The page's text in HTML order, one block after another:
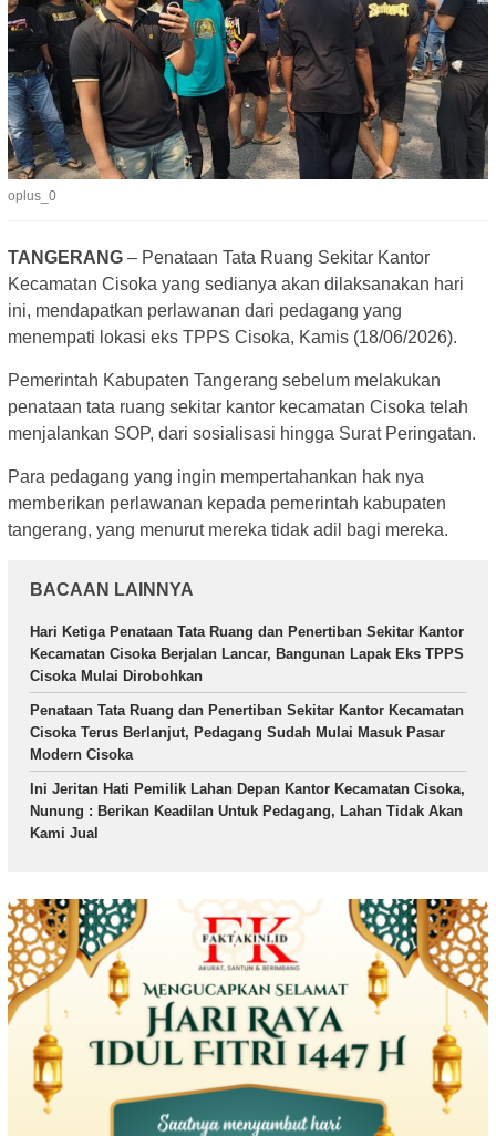
oplus_0
TANGERANG – Penataan Tata Ruang Sekitar Kantor
Kecamatan Cisoka yang sedianya akan dilaksanakan hari
ini, mendapatkan perlawanan dari pedagang yang
menempati lokasi eks TPPS Cisoka, Kamis (18/06/2026).
Pemerintah Kabupaten Tangerang sebelum melakukan
penataan tata ruang sekitar kantor kecamatan Cisoka telah
menjalankan SOP, dari sosialisasi hingga Surat Peringatan.
Para pedagang yang ingin mempertahankan hak nya
memberikan perlawanan kepada pemerintah kabupaten
tangerang, yang menurut mereka tidak adil bagi mereka.
BACAAN LAINNYA
Hari Ketiga Penataan Tata Ruang dan Penertiban Sekitar Kantor
Kecamatan Cisoka Berjalan Lancar, Bangunan Lapak Eks TPPS
Cisoka Mulai Dirobohkan
Penataan Tata Ruang dan Penertiban Sekitar Kantor Kecamatan
Cisoka Terus Berlanjut, Pedagang Sudah Mulai Masuk Pasar
Modern Cisoka
Ini Jeritan Hati Pemilik Lahan Depan Kantor Kecamatan Cisoka,
Nunung : Berikan Keadilan Untuk Pedagang, Lahan Tidak Akan
Kami Jual